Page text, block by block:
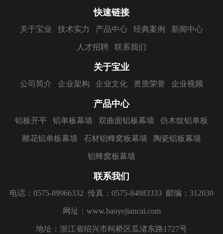
快速链接
关于宝业 技术实力 产品中心 经典案例 新闻中心
人才招聘 联系我们
关于宝业
公司简介 企业架构 企业文化 资质荣誉 企业视频
产品中心
铝板开平 铝单板幕墙 双曲面铝板幕墙 仿木纹铝单板
雕花铝单板幕墙 石材铝蜂窝板幕墙 陶瓷铝板幕墙
铝蜂窝板幕墙
联系我们
电话：0575-89966332 传真：0575-84883333 邮编：312030
网址：www.baoyejiancai.com
地址：浙江省绍兴市柯桥区瓜渚东路1727号